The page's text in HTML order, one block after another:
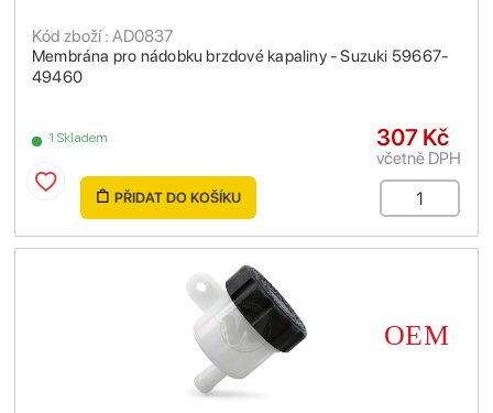
Membrána pro nádobku brzdové kapaliny - Suzuki 59667-
49460
Kód zboží : AD0837
1 Skladem 307 Kč
včetně DPH
PŘIDAT DO KOŠÍKU